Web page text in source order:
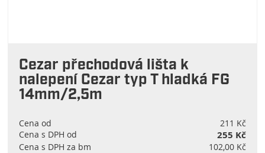
Cezar přechodová lišta k
nalepení Cezar typ T hladká FG
14mm/2,5m
Cena od
211 Kč
Cena s DPH od
255 Kč
Cena s DPH za bm 102,00 Kč